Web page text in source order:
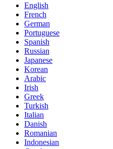
English
French
German
Portuguese
Spanish
Russian
Japanese
Korean
Arabic
Irish
Greek
Turkish
Italian
Danish
Romanian
Indonesian